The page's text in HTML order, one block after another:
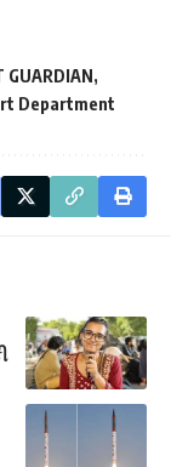
GUARDIAN
Department